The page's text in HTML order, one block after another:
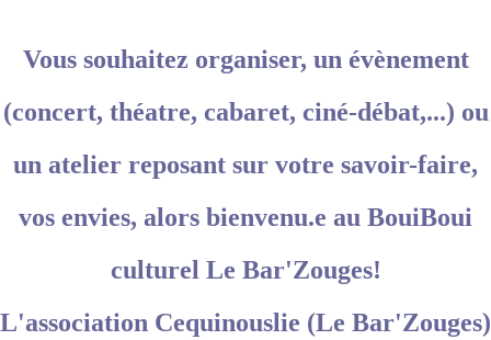
Vous souhaitez organiser, un évènement
(concert, théatre, cabaret, ciné-débat,...) ou
un atelier reposant sur votre savoir-faire,
vos envies, alors bienvenu.e au BouiBoui
culturel Le Bar'Zouges!
L'association Cequinouslie (Le Bar'Zouges)